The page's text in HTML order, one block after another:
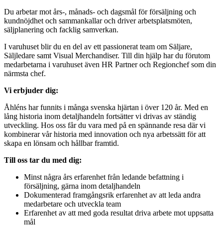
Du arbetar mot års-, månads- och dagsmål för försäljning och
kundnöjdhet och sammankallar och driver arbetsplatsmöten,
säljplanering och facklig samverkan.
I varuhuset blir du en del av ett passionerat team om Säljare,
Säljledare samt Visual Merchandiser. Till din hjälp har du förutom
medarbetarna i varuhuset även HR Partner och Regionchef som din
närmsta chef.
Vi erbjuder dig:
Åhléns har funnits i många svenska hjärtan i över 120 år. Med en
lång historia inom detaljhandeln fortsätter vi drivas av ständig
utveckling. Hos oss får du vara med på en spännande resa där vi
kombinerar vår historia med innovation och nya arbetssätt för att
skapa en lönsam och hållbar framtid.
Till oss tar du med dig:
Minst några års erfarenhet från ledande befattning i
försäljning, gärna inom detaljhandeln
Dokumenterad framgångsrik erfarenhet av att leda andra
medarbetare och utveckla team
Erfarenhet av att med goda resultat driva arbete mot uppsatta
mål